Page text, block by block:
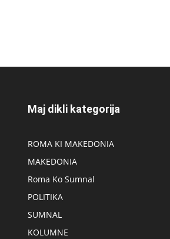
Maj dikli kategorija
ROMA KI MAKEDONIA
MAKEDONIA
Roma Ko Sumnal
POLITIKA
SUMNAL
KOLUMNE